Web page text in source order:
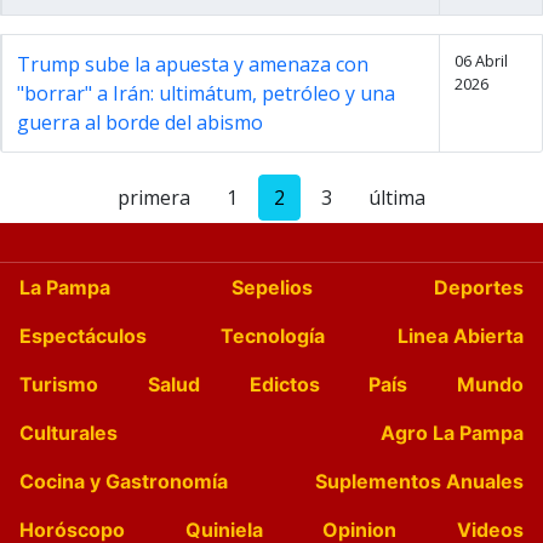
Trump sube la apuesta y amenaza con
"borrar" a Irán: ultimátum, petróleo y una
guerra al borde del abismo
06 Abril
2026
primera 1 2 3 última
La Pampa Sepelios
Deportes
Espectáculos
Tecnología
Linea Abierta
Turismo
Salud Edictos País
Mundo
Culturales
Agro La Pampa
Cocina y Gastronomía
Suplementos Anuales
Horóscopo
Quiniela Opinion
Videos